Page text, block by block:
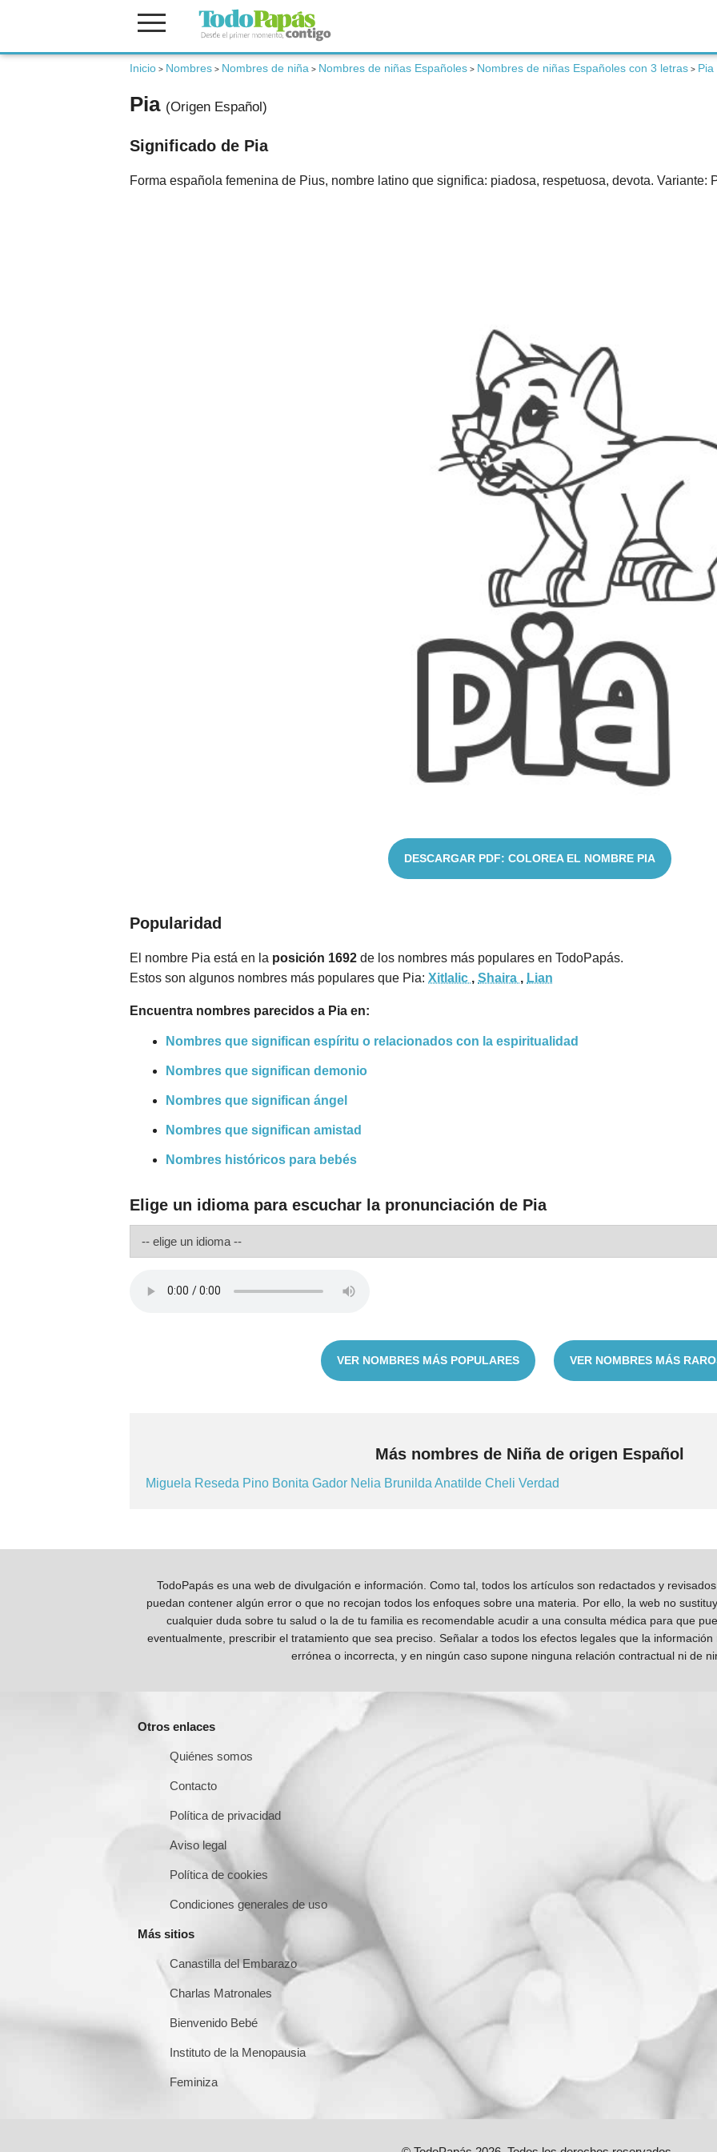
Inicio > Nombres > Nombres de niña > Nombres de niñas Españoles > Nombres de niñas Españoles con 3 letras > Pia
Pia (Origen Español)
Significado de Pia
Forma española femenina de Pius, nombre latino que significa: piadosa, respetuosa, devota. Variante:
DESCARGAR PDF: COLOREA EL NOMBRE PIA
Popularidad
El nombre Pia está en la posición 1692 de los nombres más populares en TodoPapás.
Estos son algunos nombres más populares que Pia: Xitlalic , Shaira , Lian
Encuentra nombres parecidos a Pia en:
Nombres que significan espíritu o relacionados con la espiritualidad
Nombres que significan demonio
Nombres que significan ángel
Nombres que significan amistad
Nombres históricos para bebés
Elige un idioma para escuchar la pronunciación de Pia
VER NOMBRES MÁS POPULARES VER NOMBRES MÁS
Más nombres de Niña de origen Español
Miguela Reseda Pino Bonita Gador Nelia Brunilda Anatilde Cheli Verdad
TodoPapás es una web de divulgación e información. Como tal, todos los artículos son redactados y
puedan contener algún error o que no recojan todos los enfoques sobre una materia. Por ello, la web no
cualquier duda sobre tu salud o la de tu familia es recomendable acudir a una consulta médica para que
eventualmente, prescribir el tratamiento que sea preciso. Señalar a todos los efectos legales que la
errónea o incorrecta, y en ningún caso supone ninguna relación contractual ni de
Otros enlaces
Quiénes somos
Contacto
Política de privacidad
Aviso legal
Política de cookies
Condiciones generales de uso
Más sitios
Canastilla del Embarazo
Charlas Matronales
Bienvenido Bebé
Instituto de la Menopausia
Feminiza